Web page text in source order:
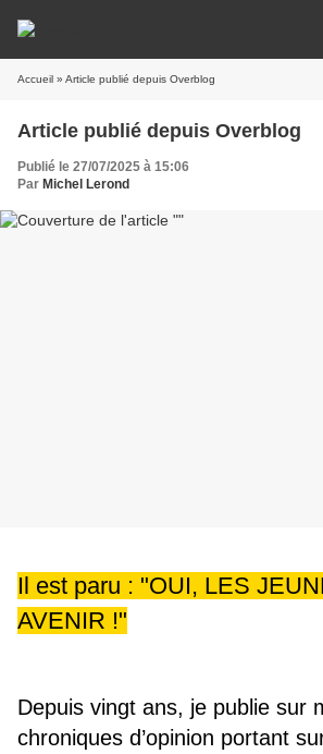
Accueil » Article publié depuis Overblog
Article publié depuis Overblog
Publié le 27/07/2025 à 15:06
Par Michel Lerond
Il est paru : "OUI, LES
AVENIR !"
Depuis vingt ans, je publie sur
chroniques d’opinion portant